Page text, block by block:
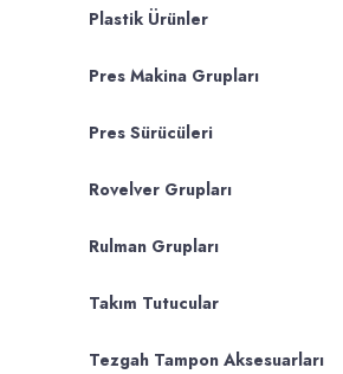
Plastik Ürünler
Pres Makina Grupları
Pres Sürücüleri
Rovelver Grupları
Rulman Grupları
Takım Tutucular
Tezgah Tampon Aksesuarları